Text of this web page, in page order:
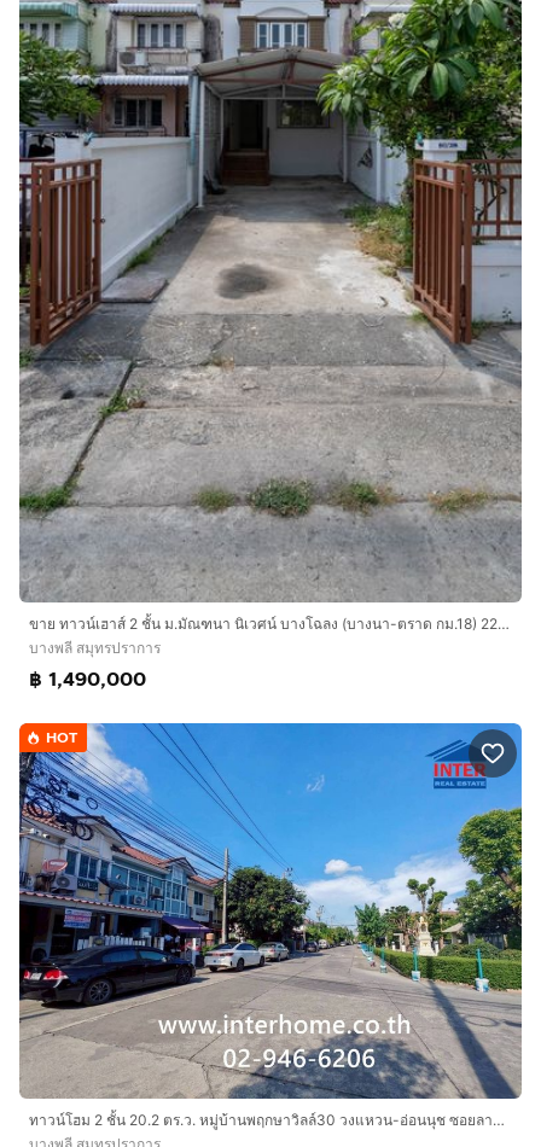
ขาย ทาวน์เฮาส์ 2 ชั้น ม.มัณฑนา นิเวศน์ บางโฉลง (บางนา-ตราด กม.18) 22 ตารางวา
บางพลี สมุทรปราการ
฿ 1,490,000
HOT
ทาวน์โฮม 2 ชั้น 20.2 ตร.ว. หมู่บ้านพฤกษาวิลล์30 วงแหวน-อ่อนนุช ซอยลาดกระบัง14-1 ถนนลาดกระบัง บางพลี สมุทรปราการ